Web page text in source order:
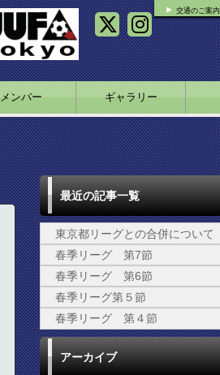
交通のご案内
メンバー ギャラリー
最近の記事一覧
東京都リーグとの合併について
春季リーグ 第7節
春季リーグ 第6節
春季リーグ第５節
春季リーグ 第４節
アーカイブ